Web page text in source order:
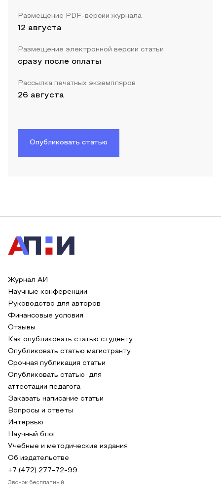
Размещение PDF-версии журнала
12 августа
Размещение электронной версии статьи
сразу после оплаты
Рассылка печатных экземпляров
26 августа
Опубликовать статью
Журнал АИ
Научные конференции
Руководство для авторов
Финансовые условия
Отзывы
Как опубликовать статью студенту
Опубликовать статью магистранту
Срочная публикация статьи
Опубликовать статью для
аттестации педагога
Заказать написание статьи
Вопросы и ответы
Интервью
Научный блог
Учебные и методические издания
Об издательстве
+7 (472) 277-72-99
Звонок бесплатный